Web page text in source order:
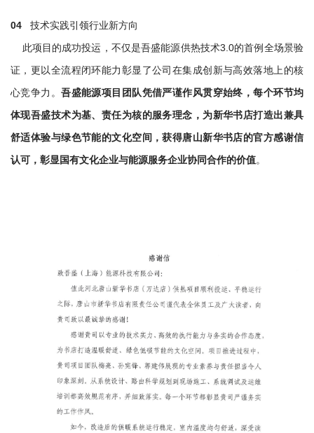
04 技术实践引领行业新方向
此项目的成功投运，不仅是吾盛能源供热技术3.0的首例全场景验
证，更以全流程闭环能力彰显了公司在集成创新与高效落地上的核
心竞争力。吾盛能源项目团队凭借严谨作风贯穿始终，每个环节均
体现吾盛技术为基、责任为核的服务理念，为新华书店打造出兼具
舒适体验与绿色节能的文化空间，获得唐山新华书店的官方感谢信
认可，彰显国有文化企业与能源服务企业协同合作的价值。